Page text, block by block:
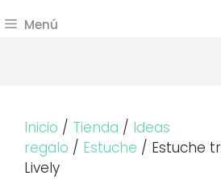
Menú
Inicio / Tienda / Ideas
regalo / Estuche / Estuche
Lively